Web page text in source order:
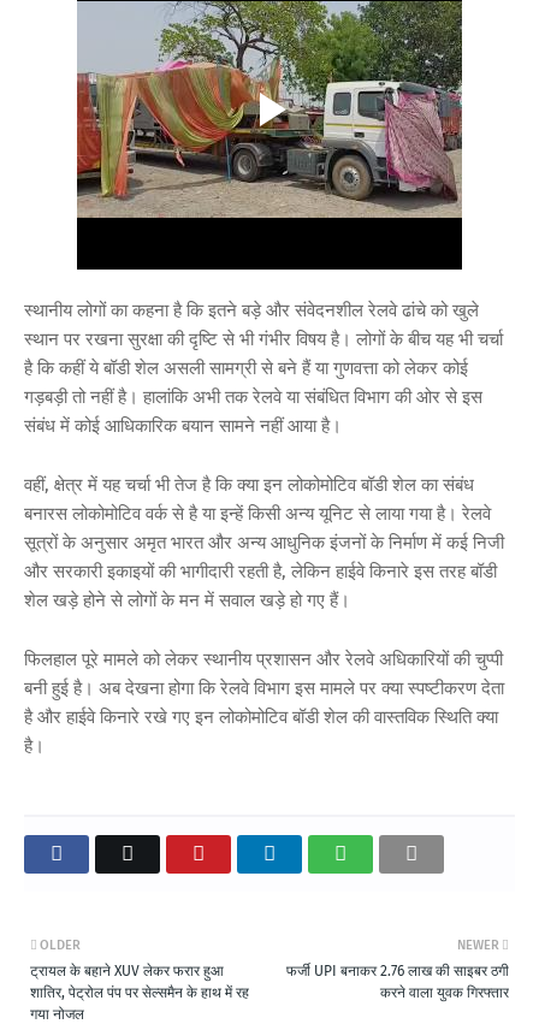
स्थानीय लोगों का कहना है कि इतने बड़े और संवेदनशील रेलवे ढांचे को खुले
स्थान पर रखना सुरक्षा की दृष्टि से भी गंभीर विषय है। लोगों के बीच यह भी चर्चा
है कि कहीं ये बॉडी शेल असली सामग्री से बने हैं या गुणवत्ता को लेकर कोई
गड़बड़ी तो नहीं है। हालांकि अभी तक रेलवे या संबंधित विभाग की ओर से इस
संबंध में कोई आधिकारिक बयान सामने नहीं आया है।
वहीं, क्षेत्र में यह चर्चा भी तेज है कि क्या इन लोकोमोटिव बॉडी शेल का संबंध
बनारस लोकोमोटिव वर्क से है या इन्हें किसी अन्य यूनिट से लाया गया है। रेलवे
सूत्रों के अनुसार अमृत भारत और अन्य आधुनिक इंजनों के निर्माण में कई निजी
और सरकारी इकाइयों की भागीदारी रहती है, लेकिन हाईवे किनारे इस तरह बॉडी
शेल खड़े होने से लोगों के मन में सवाल खड़े हो गए हैं।
फिलहाल पूरे मामले को लेकर स्थानीय प्रशासन और रेलवे अधिकारियों की चुप्पी
बनी हुई है। अब देखना होगा कि रेलवे विभाग इस मामले पर क्या स्पष्टीकरण देता
है और हाईवे किनारे रखे गए इन लोकोमोटिव बॉडी शेल की वास्तविक स्थिति क्या
है।
NEWER
फर्जी UPI बनाकर 2.76 लाख की साइबर ठगी
करने वाला युवक गिरफ्तार
OLDER
ट्रायल के बहाने XUV लेकर फरार हुआ
शातिर, पेट्रोल पंप पर सेल्समैन के हाथ में रह
गया नोजल